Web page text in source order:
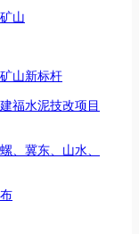
山
山新标杆
福水泥技改项目
、冀东、山水、